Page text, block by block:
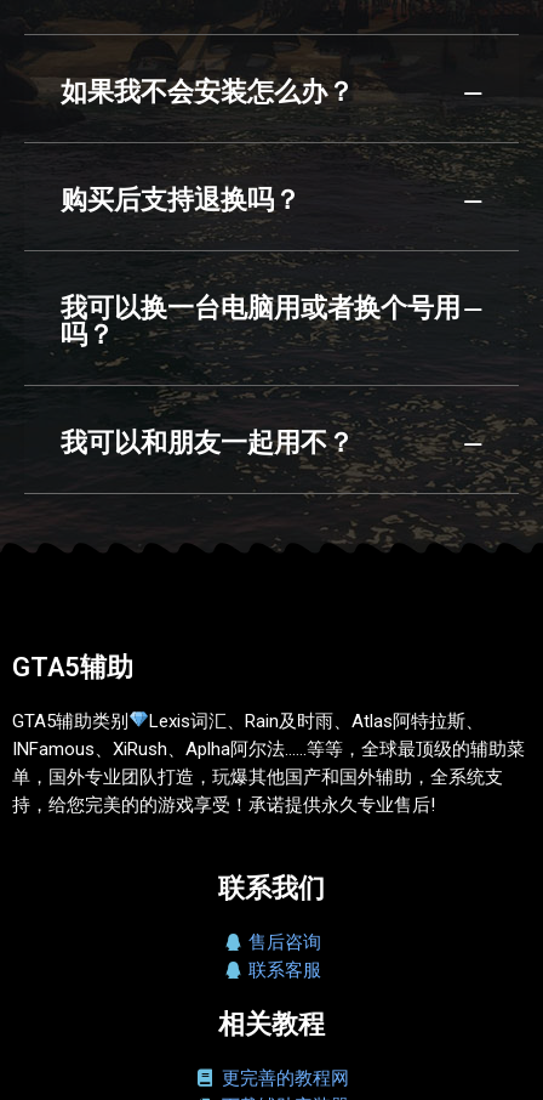
如果我不会安装怎么办？
购买后支持退换吗？
我可以换一台电脑用或者换个号用
吗？
我可以和朋友一起用不？
GTA5辅助
GTA5辅助类别
Lexis词汇、Rain及时雨、Atlas阿特拉斯、
INFamous、XiRush、Aplha阿尔法……等等，全球最顶级的辅助菜
单，国外专业团队打造，玩爆其他国产和国外辅助，全系统支
持，给您完美的的游戏享受！承诺提供永久专业售后!
联系我们
售后咨询
联系客服
相关教程
更完善的教程网